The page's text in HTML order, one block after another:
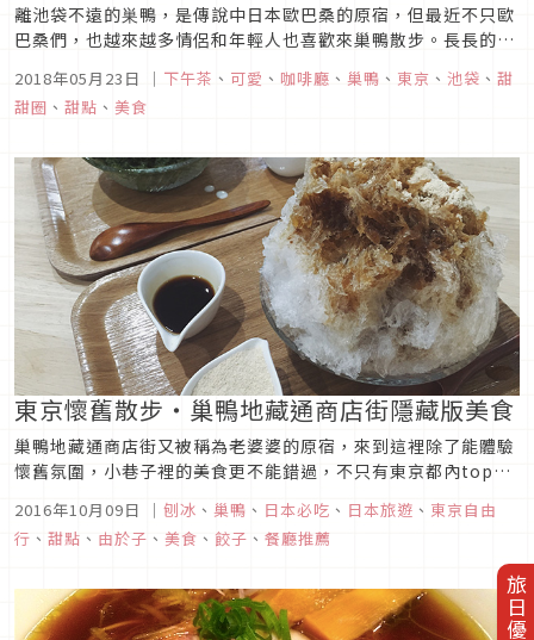
離池袋不遠的巣鴨，是傳說中日本歐巴桑的原宿，但最近不只歐
巴桑們，也越來越多情侶和年輕人也喜歡來巢鴨散步。長長的巢
鴨地藏通商店街內，除了最著名的紅內褲外，還有許多和菓子老
舖，逛不完的服飾、雜貨、藥妝店，各種平價美食、特色咖啡
店，具有風情的寺廟和日式庭園等，非常適合來這度過一個悠閒
2018年05月23日 ｜ 下午茶 、 可愛 、 咖啡廳 、 巢鴨 、 東京 、 池袋 、 甜
甜圈 、 甜點 、 美食
東京懷舊散步・巢鴨地藏通商店街隱藏版美食
巢鴨地藏通商店街又被稱為老婆婆的原宿，來到這裡除了能體驗
懷舊氛圍，小巷子裡的美食更不能錯過，不只有東京都內top10
的復古剉冰店，連不太常見的酥脆炸水餃都吃得到呢！
2016年10月09日 ｜ 刨冰 、 巢鴨 、 日本必吃 、 日本旅遊 、 東京自由
行 、 甜點 、 由於子 、 美食 、 餃子 、 餐廳推薦